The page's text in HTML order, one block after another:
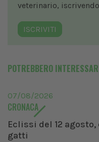
veterinario,
ISCRIVITI
POTREBBERO
07/08/2026
CRONACA
Eclissi del 12
gatti